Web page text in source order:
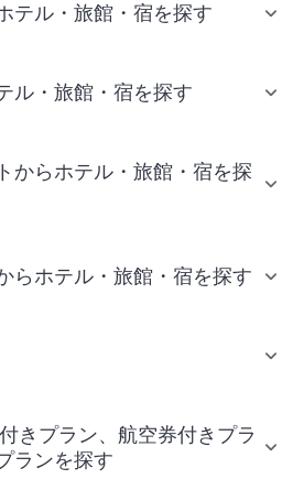
テル・旅館・宿を探す
ル・旅館・宿を探す
からホテル・旅館・宿を探
らホテル・旅館・宿を探す
きプラン、航空券付きプラ
ランを探す